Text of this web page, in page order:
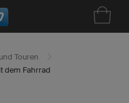
Touren
dem Fahrrad